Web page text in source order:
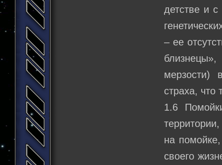
детстве и
– ее
мерзости)
страха, что
1.6
на
своего